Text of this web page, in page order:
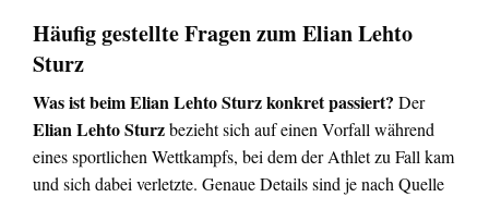
Häufig gestellte Fragen zum Elian Lehto
Sturz
Was ist beim Elian Lehto Sturz konkret passiert? Der
Elian Lehto Sturzbezieht sich auf einen Vorfall während
eines sportlichen Wettkampfs, bei dem der Athlet zu Fall kam
und sich dabei verletzte. Genaue Details sind je nach Quelle